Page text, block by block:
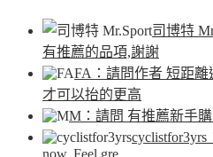
司博特
有推薦的品項,謝謝
FA ：請問作者 短距
才可以抬的更高
M ：請問 有推薦新手
cyclistfor3yrs